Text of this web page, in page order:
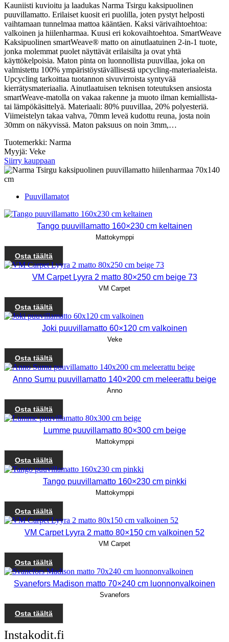
Kauniisti kuvioitu ja laadukas Narma Tsirgu kaksipuolinen
puuvillamatto. Erilaiset kuosit eri puolilla, joten pystyt helposti
vaihtamaan tunnelmaa mattoa kääntäen. Kaksi värivaihtoehtoa:
valkoinen ja hiilenharmaa. Kuusi eri kokovaihtoehtoa. SmartWeave
Kaksipuolinen smartWeave® matto on ainutlaatuinen 2-in-1 tuote,
jonka molemmat puolet näyttävät erilaisilta ja ovat yhtä
käyttökelpoisia. Maton pinta on luonnollista puuvillaa, joka on
valmistettu 100% ympäristöystävällisestä upcycling-materiaaleista.
Upcycling tarkoittaa tuotannon sivuvirroista syntyvää
kierrätysmateriaalia. Ainutlaatuisen teknisen toteutuksen ansiosta
smartWeave-matolla on vakaa rakenne ja muoto ilman kemiallista-
tai lämpökäsittelyä. Materiaali: 80% puuvillaa, 20% polyesteriä.
Viimeistelyn takaa vahva, 70mm leveä kudottu reuna, josta noin
30mm on näkyvissä. Maton paksuus on noin 3mm,…
Tuotemerkki: Narma
Myyjä: Veke
Siirry kauppaan
Puuvillamatot
Tango puuvillamatto 160×230 cm keltainen
Mattokymppi
Osta täältä
VM Carpet Lyyra 2 matto 80×250 cm beige 73
VM Carpet
Osta täältä
Joki puuvillamatto 60×120 cm valkoinen
Veke
Osta täältä
Anno Sumu puuvillamatto 140×200 cm meleerattu beige
Anno
Osta täältä
Lumme puuvillamatto 80×300 cm beige
Mattokymppi
Osta täältä
Tango puuvillamatto 160×230 cm pinkki
Mattokymppi
Osta täältä
VM Carpet Lyyra 2 matto 80×150 cm valkoinen 52
VM Carpet
Osta täältä
Svanefors Madison matto 70×240 cm luonnonvalkoinen
Svanefors
Osta täältä
Instakodit.fi